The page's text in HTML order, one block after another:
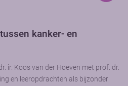
kanker- en
ir. Koos van der Hoeven met prof. dr.
en leeropdrachten als bijzonder